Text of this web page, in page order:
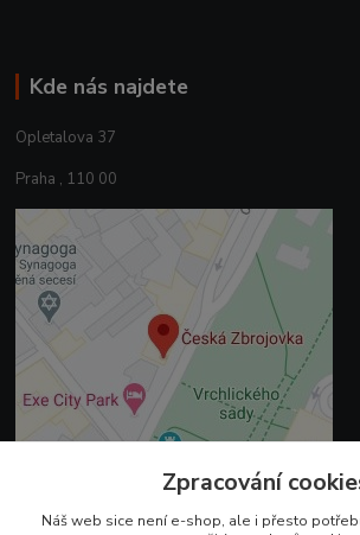
Kde nás najdete
Opletalova 37
Praha , 110 00
Zpracování
Náš web sice není e-shop, ale i přesto